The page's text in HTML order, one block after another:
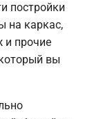
постройки
на каркас,
и прочие
вы